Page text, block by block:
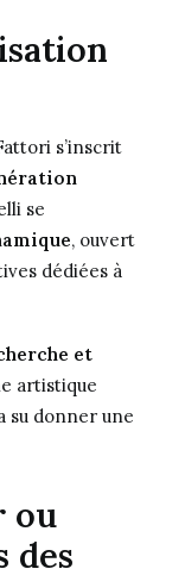
s’inscrit
se
, ouvert
dédiées à
et
artistique
su donner une
ou
des